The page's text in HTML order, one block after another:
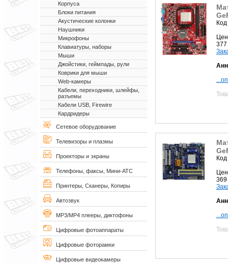
Корпуса
Блоки питания
Акустические колонки
Наушники
Микрофоны
Клавиатуры, наборы
Мыши
Джойстики, геймпады, рули
Коврики для мыши
Web-камеры
Кабели, переходники, шлейфы,
разъемы
Кабели USB, Firewire
Кардридеры
Сетевое оборудование
Телевизоры и плазмы
Проекторы и экраны
Телефоны, факсы, Мини-АТС
Принтеры, Сканеры, Копиры
Автозвук
MP3/MP4 плееры, диктофоны
Цифровые фотоаппараты
Цифровые фоторамки
Цифровые видеокамеры